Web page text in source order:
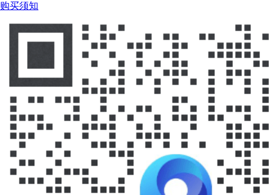
购买须知